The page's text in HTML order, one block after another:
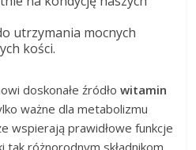
utrzymania mocnych
kości.
doskonałe źródłowitamin
ważne dla metabolizmu
wspierają prawidłowe funkcje